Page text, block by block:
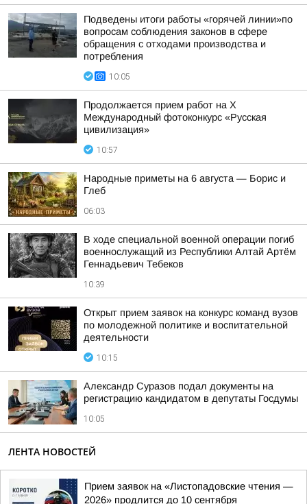
Подведены итоги работы «горячей линии»по
вопросам соблюдения законов в сфере
обращения с отходами производства и
потребления
10:05
Продолжается прием работ на Х
Международный фотоконкурс «Русская
цивилизация»
10:57
Hapoдныe пpимeты нa 6 aвгуcтa — Бopиc и
Глeб
06:03
В ходе специальной военной операции погиб
военнослужащий из Республики Алтай Артём
Геннадьевич Тебеков
10:39
Открыт прием заявок на конкурс команд вузов
по молодежной политике и воспитательной
деятельности
10:15
Александр Суразов подал документы на
регистрацию кандидатом в депутаты Госдумы
10:05
ЛЕНТА НОВОСТЕЙ
Прием заявок на «Листопадовские чтения —
2026» продлится до 10 сентября